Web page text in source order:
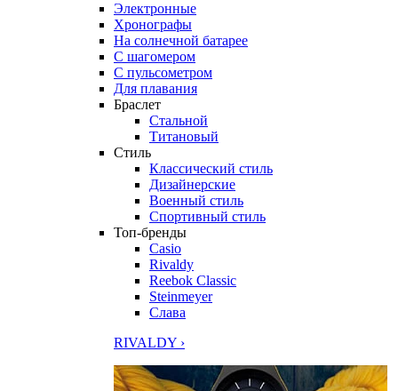
Электронные
Хронографы
На солнечной батарее
С шагомером
С пульсометром
Для плавания
Браслет
Стальной
Титановый
Стиль
Классический стиль
Дизайнерские
Военный стиль
Спортивный стиль
Топ-бренды
Casio
Rivaldy
Reebok Classic
Steinmeyer
Слава
RIVALDY ›